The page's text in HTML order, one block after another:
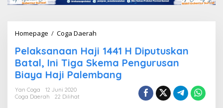
Homepage / Coga Daerah
l
a
k
s
Pelaksanaan Haji 1441 H Diputuskan
Batal, Ini Tiga Skema Pengurusan
Biaya Haji Palembang
Yan Coga
12 Juni 2020
Coga Daerah
22 Dilihat